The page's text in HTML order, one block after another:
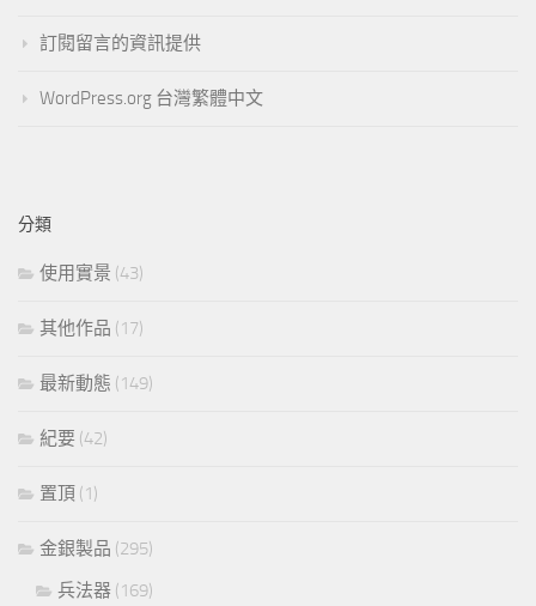
訂閱留言的資訊提供
WordPress.org 台灣繁體中文
分類
使用實景 (43)
其他作品 (17)
最新動態 (149)
紀要 (42)
置頂 (1)
金銀製品 (295)
兵法器 (169)